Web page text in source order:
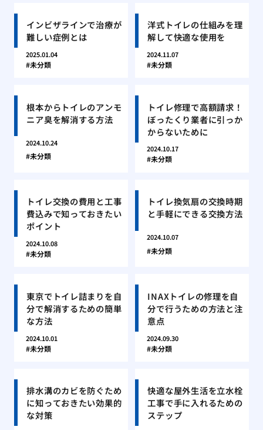
インビザラインで治療が
難しい症例とは
2025.01.04
未分類
洋式トイレの仕組みを理
解して快適な使用を
2024.11.07
未分類
根本からトイレのアンモ
ニア臭を解消する方法
2024.10.24
未分類
トイレ修理で高額請求！
ぼったくり業者に引っか
からないために
2024.10.17
未分類
トイレ交換の費用と工事
費込みで知っておきたい
ポイント
2024.10.08
未分類
トイレ換気扇の交換時期
と手軽にできる交換方法
2024.10.07
未分類
東京でトイレ詰まりを自
分で解消するための簡単
な方法
2024.10.01
未分類
INAXトイレの修理を自
分で行うための方法と注
意点
2024.09.30
未分類
排水溝のカビを防ぐため
に知っておきたい効果的
な対策
快適な屋外生活を立水栓
工事で手に入れるための
ステップ